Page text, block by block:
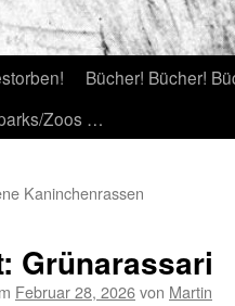
Bücher! Bücher!
Zoos …
Kaninchenrassen
Grünarassari
Februar 28, 2026von Martin